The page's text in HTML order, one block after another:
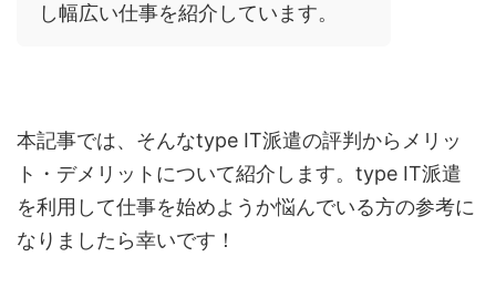
し幅広い仕事を紹介しています。
本記事では、そんなtype IT派遣の評判からメリッ
ト・デメリットについて紹介します。 type IT派遣
を利用して仕事を始めようか悩んでいる方の参考に
なりましたら幸いです！